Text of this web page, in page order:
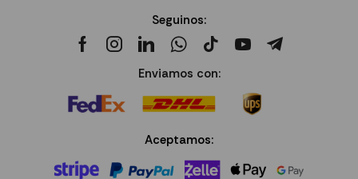
Seguinos:
Enviamos con:
Aceptamos: